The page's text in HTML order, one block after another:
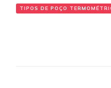
TIPOS DE POÇO